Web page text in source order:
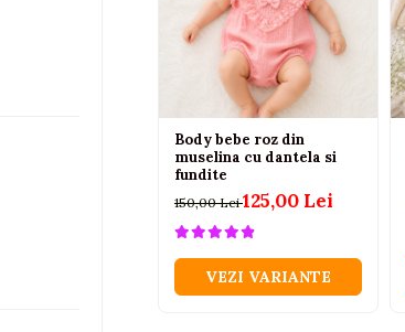
Body bebe roz din
muselina cu dantela si
fundite
150,00 Lei125,00 Lei
VEZI VARIANTE